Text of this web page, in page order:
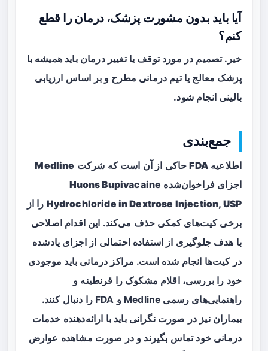
آیا باید بدون مشورت پزشک، درمان را قطع
کنم؟
خیر. تصمیم در مورد توقف یا تغییر درمان باید همیشه با
پزشک معالج یا تیم درمانی مطرح و بر اساس ارزیابی
بالینی انجام شود.
جمع‌بندی
اطلاعیهFDAحاکی از آن است که شرکت Medline
اجزای فراخوان‌شده Huons Bupivacaine
Hydrochloride in Dextrose Injection, USP را از
برخی کیت‌های کمکی حذف می‌کند. این اقدام اصلاحی
با هدف جلوگیری از استفاده احتمالی از اجزای یادشده
در کیت‌ها انجام شده است. مراکز درمانی باید موجودی
خود را بررسی، اقلام مشکوک را قرنطینه و
راهنمایی‌های رسمی Medline و FDA را دنبال کنند.
بیماران نیز در صورت نگرانی باید با ارائه‌دهنده خدمات
درمانی خود تماس بگیرند و در صورت مشاهده عوارض